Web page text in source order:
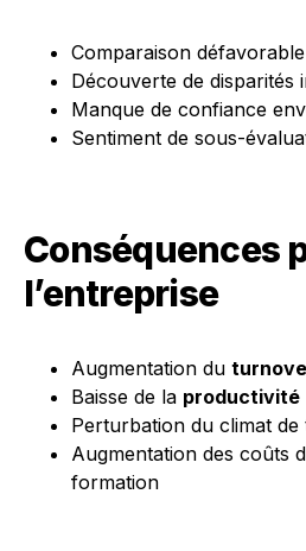
Comparaison
Découverte de disparités
Manque de confiance
Sentiment de sous-
Conséquences
l’entreprise
Augmentation du
Baisse de la productivité
Perturbation du climat de
Augmentation des coûts
formation